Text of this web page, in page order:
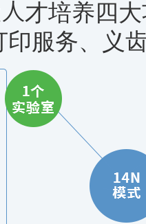
才培养四
服务、义